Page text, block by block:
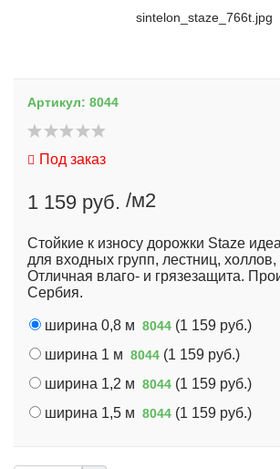
sintelon_staze_766t.jpg
Артикул: 8044
Под заказ
1 159 руб. /м2
Стойкие к износу дорожки Staze
для входных групп, лестниц,
Отличная влаго- и грязезащита.
Сербия.
ширина 0,8 м 8044 (1 159 руб.)
ширина 1 м 8044 (1 159 руб.)
ширина 1,2 м 8044 (1 159 руб.)
ширина 1,5 м 8044 (1 159 руб.)